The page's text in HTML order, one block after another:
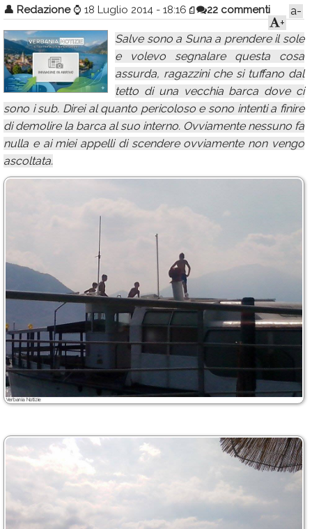
Info Utili
Rubriche
Calendario
Annunci
👤 Redazione ⌚ 18 Luglio 2014 - 18:16 22 commenti
a-
+
Salve sono a Suna a prendere il sole
e volevo segnalare questa cosa
assurda, ragazzini che si tuffano dal
tetto di una vecchia barca dove ci
sono i sub. Direi al quanto pericoloso e sono intenti a finire
di demolire la barca al suo interno. Ovviamente nessuno fa
nulla e ai miei appelli di scendere ovviamente non vengo
ascoltata.